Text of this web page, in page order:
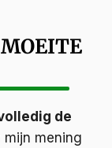
de
mening